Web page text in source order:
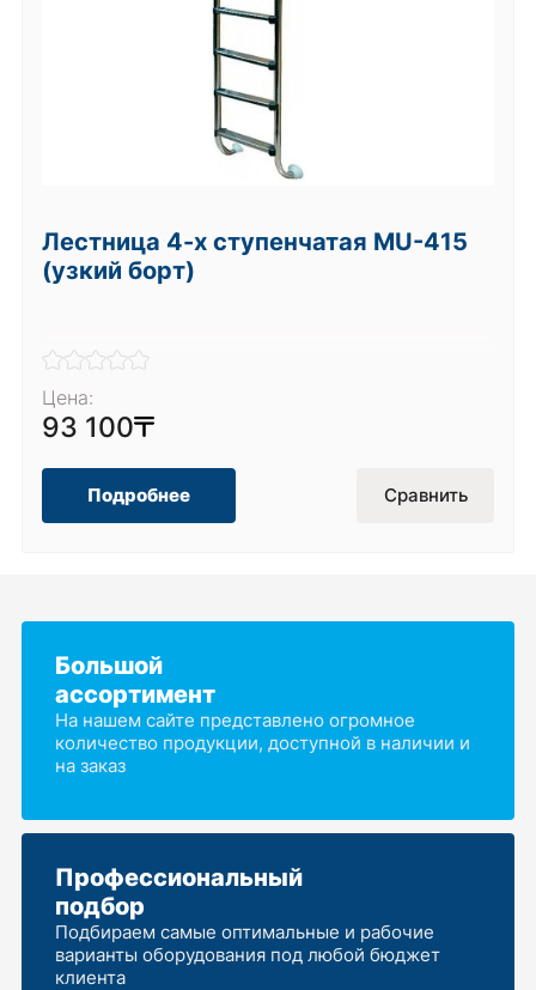
Лестница 4-х ступенчатая MU-415
(узкий борт)
Цена:
93 100
Подробнее Сравнить
Большой
ассортимент
На нашем сайте представлено огромное
количество продукции, доступной в наличии и
на заказ
Профессиональный
подбор
Подбираем самые оптимальные и рабочие
варианты оборудования под любой бюджет
клиента